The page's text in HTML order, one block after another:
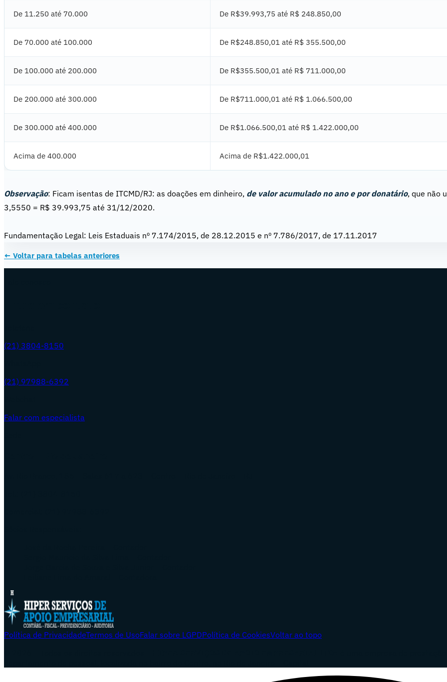
De 11.250 até 70.000 De R$39.993,75 até R$ 248.850,00
De 70.000 até 100.000 De R$248.850,01 até R$ 355.500,00
De 100.000 até 200.000 De R$355.500,01 até R$ 711.000,00
De 200.000 até 300.000 De R$711.000,01 até R$ 1.066.500,00
De 300.000 até 400.000 De R$1.066.500,01 até R$ 1.422.000,00
Acima de 400.000 Acima de R$1.422.000,01
Observação: Ficam isentas de ITCMD/RJ: as doações em dinheiro, de valor acumulado no ano e por donatário, que não
3,5550 = R$ 39.993,75 até 31/12/2020.
Fundamentação Legal: Leis Estaduais nº 7.174/2015, de 28.12.2015 e nº 7.786/2017, de 17.11.2017
← Voltar para tabelas anteriores
(21) 3804-8150
(21) 97988-6392
Falar com especialista
Política de PrivacidadeTermos de UsoFalar sobre LGPDPolítica de CookiesVoltar ao topo